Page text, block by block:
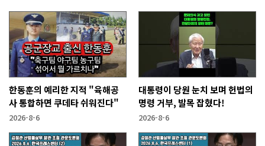
한동훈의 예리한 지적 "육해공
사 통합하면 쿠데타 쉬워진다"
2026-8-6
대통령이 당원 눈치 보며 헌법의
명령 거부, 발목 잡혔다!
2026-8-6